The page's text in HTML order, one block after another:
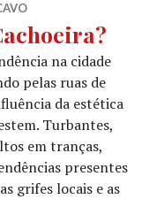
na cidade
pelas ruas de
da estética
Turbantes,
em tranças,
presentes
grifes locais e as